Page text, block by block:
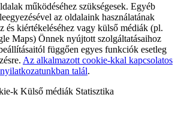
működéséhez szükségesek. Egyéb
az oldalaink használatának
és kiértékeléséhez vagy külső médiák (pl.
Maps) Önnek nyújtott szolgáltatásaihoz
függően egyes funkciók esetleg
Az alkalmazott cookie-kkal kapcsolatos
talál.
k Külső médiák Statisztika